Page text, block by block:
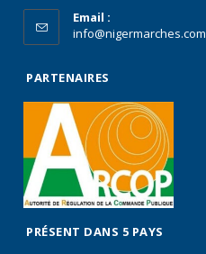
Email :
info@nigermarches.com
PARTENAIRES
PRÉSENT DANS 5 PAYS